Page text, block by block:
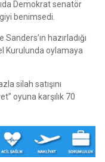
Demokrat senatör
benimsedi.
hazırladığı
Kurulunda oylamaya
silah satışını
oyuna karşılık 70